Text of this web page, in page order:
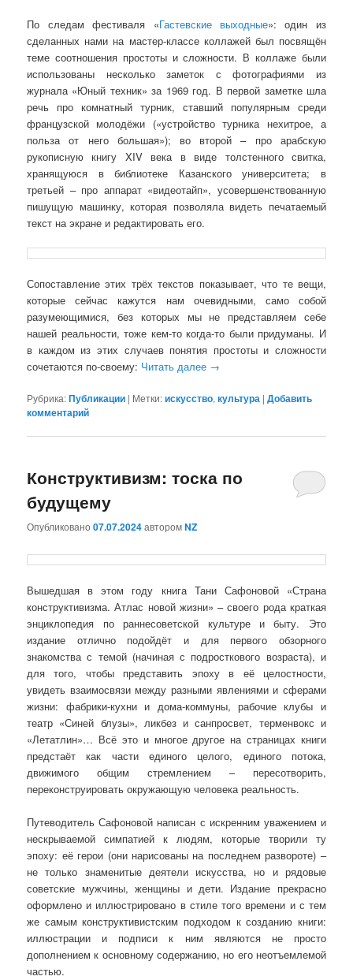
По следам фестиваля «Гастевские выходные»: один из
сделанных нами на мастер-классе коллажей был посвящён
теме соотношения простоты и сложности. В коллаже были
использованы несколько заметок с фотографиями из
журнала «Юный техник» за 1969 год. В первой заметке шла
речь про комнатный турник, ставший популярным среди
французской молодёжи («устройство турника нехитрое, а
польза от него большая»); во второй – про арабскую
рукописную книгу XIV века в виде толстенного свитка,
хранящуюся в библиотеке Казанского университета; в
третьей – про аппарат «видеотайп», усовершенствованную
пишущую машинку, которая позволяла видеть печатаемый
текст на экране и редактировать его.
Сопоставление этих трёх текстов показывает, что те вещи,
которые сейчас кажутся нам очевидными, само собой
разумеющимися, без которых мы не представляем себе
нашей реальности, тоже кем-то когда-то были придуманы. И
в каждом из этих случаев понятия простоты и сложности
сочетаются по-своему: Читать далее →
Рубрика:Публикации | Метки:искусство,культура |Добавить
комментарий
Конструктивизм: тоска по
будущему
Опубликовано07.07.2024авторомNZ
Вышедшая в этом году книга Тани Сафоновой «Страна
конструктивизма. Атлас новой жизни» – своего рода краткая
энциклопедия по раннесоветской культуре и быту. Это
издание отлично подойдёт и для первого обзорного
знакомства с темой (начиная с подросткового возраста), и
для того, чтобы представить эпоху в её целостности,
увидеть взаимосвязи между разными явлениями и сферами
жизни: фабрики-кухни и дома-коммуны, рабочие клубы и
театр «Синей блузы», ликбез и санпросвет, терменвокс и
«Летатлин»… Всё это и многое другое на страницах книги
предстаёт как части единого целого, единого потока,
движимого общим стремлением – пересотворить,
переконструировать окружающую человека реальность.
Путеводитель Сафоновой написан с искренним уважением и
нескрываемой симпатией к людям, которые творили ту
эпоху: её герои (они нарисованы на последнем развороте) –
не только знаменитые деятели искусства, но и рядовые
советские мужчины, женщины и дети. Издание прекрасно
оформлено и иллюстрировано в стиле того времени и с тем
же самым конструктивистским подходом к созданию книги:
иллюстрации и подписи к ним являются не просто
дополнением к основному содержанию, но его неотъемлемой
частью.